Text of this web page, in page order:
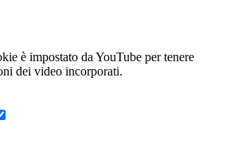
è impostato da YouTube per tenere
dei video incorporati.